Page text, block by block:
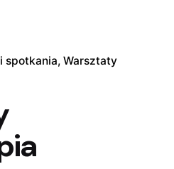
spotkania Warsztaty